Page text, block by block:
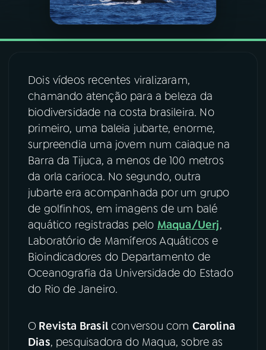
PROGRAMAS
07ÚLTIMAS
08FESTIVAL DE MÚSICA
ACOMPANHE A RÁDIO NACIONAL
YouTube Facebook
Instagram X
TikTok
Dois vídeos recentes viralizaram,
chamando atenção para a beleza da
biodiversidade na costa brasileira. No
primeiro, uma baleia jubarte, enorme,
surpreendia uma jovem num caiaque na
Barra da Tijuca, a menos de 100 metros
da orla carioca. No segundo, outra
jubarte era acompanhada por um grupo
de golfinhos, em imagens de um balé
aquático registradas pelo Maqua/Uerj,
Laboratório de Mamíferos Aquáticos e
Bioindicadores do Departamento de
Oceanografia da Universidade do Estado
do Rio de Janeiro.
O Revista Brasilconversou com Carolina
Dias, pesquisadora do Maqua, sobre as